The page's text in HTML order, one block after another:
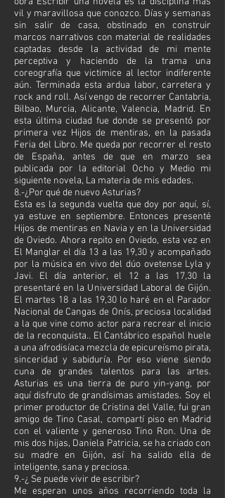
vil y maravillosa que conozco. Días y semanas
sin salir de casa, obstinado en construir
marcos narrativos con material de realidades
captadas desde la actividad de mi mente
perceptiva y haciendo de la trama una
coreografía que victimice al lector indiferente
aún. Terminada esta ardua labor, carretera y
rock and roll. Así vengo de recorrer Cantabria,
Bilbao, Murcia, Alicante, Valencia, Madrid. En
esta última ciudad fue donde se presentó por
primera vez Hijos de mentiras, en la pasada
Feria del Libro. Me queda por recorrer el resto
de España, antes de que en marzo sea
publicada por la editorial Ocho y Medio mi
siguiente novela, La materia de mis edades.
8.-¿Por qué de nuevo Asturias?
Esta es la segunda vuelta que doy por aquí, sí,
ya estuve en septiembre. Entonces presenté
Hijos de mentiras en Navia y en la Universidad
de Oviedo. Ahora repito en Oviedo, esta vez en
El Manglar el día 13 a las 19,30 y acompañado
por la música en vivo del dúo ovetense Lyla y
Javi. El día anterior, el 12 a las 17,30 la
presentaré en la Universidad Laboral de Gijón.
El martes 18 a las 19,30 lo haré en el Parador
Nacional de Cangas de Onís, preciosa localidad
a la que vine como actor para recrear el inicio
de la reconquista.. El Cantábrico español huele
a una afrodisíaca mezcla de epicureísmo pirata,
sinceridad y sabiduría. Por eso viene siendo
cuna de grandes talentos para las artes.
Asturias es una tierra de puro yin-yang, por
aquí disfruto de grandísimas amistades. Soy el
primer productor de Cristina del Valle, fui gran
amigo de Tino Casal, compartí piso en Madrid
con el valiente y generoso Tino Ron. Una de
mis dos hijas, Daniela Patricia, se ha criado con
su madre en Gijón, así ha salido ella de
inteligente, sana y preciosa.
9.-¿ Se puede vivir de escribir?
Me esperan unos años recorriendo toda la